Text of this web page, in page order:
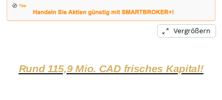
Vergrößern
Rund 115,9 Mio. CAD frisches Kapital!